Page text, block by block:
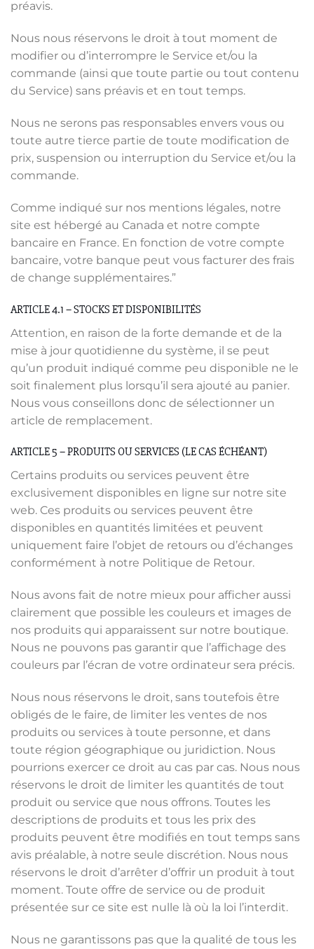
préavis.
Nous nous réservons le droit à tout moment de
modifier ou d’interrompre le Service et/ou la
commande (ainsi que toute partie ou tout contenu
du Service) sans préavis et en tout temps.
Nous ne serons pas responsables envers vous ou
toute autre tierce partie de toute modification de
prix, suspension ou interruption du Service et/ou la
commande.
Comme indiqué sur nos mentions légales, notre
site est hébergé au Canada et notre compte
bancaire en France. En fonction de votre compte
bancaire, votre banque peut vous facturer des frais
de change supplémentaires.”
ARTICLE 4.1 – STOCKS ET DISPONIBILITÉS
Attention, en raison de la forte demande et de la
mise à jour quotidienne du système, il se peut
qu’un produit indiqué comme peu disponible ne le
soit finalement plus lorsqu’il sera ajouté au panier.
Nous vous conseillons donc de sélectionner un
article de remplacement.
ARTICLE 5 – PRODUITS OU SERVICES (LE CAS ÉCHÉANT)
Certains produits ou services peuvent être
exclusivement disponibles en ligne sur notre site
web. Ces produits ou services peuvent être
disponibles en quantités limitées et peuvent
uniquement faire l’objet de retours ou d’échanges
conformément à notre Politique de Retour.
Nous avons fait de notre mieux pour afficher aussi
clairement que possible les couleurs et images de
nos produits qui apparaissent sur notre boutique.
Nous ne pouvons pas garantir que l’affichage des
couleurs par l’écran de votre ordinateur sera précis.
Nous nous réservons le droit, sans toutefois être
obligés de le faire, de limiter les ventes de nos
produits ou services à toute personne, et dans
toute région géographique ou juridiction. Nous
pourrions exercer ce droit au cas par cas. Nous nous
réservons le droit de limiter les quantités de tout
produit ou service que nous offrons. Toutes les
descriptions de produits et tous les prix des
produits peuvent être modifiés en tout temps sans
avis préalable, à notre seule discrétion. Nous nous
réservons le droit d’arrêter d’offrir un produit à tout
moment. Toute offre de service ou de produit
présentée sur ce site est nulle là où la loi l’interdit.
Nous ne garantissons pas que la qualité de tous les